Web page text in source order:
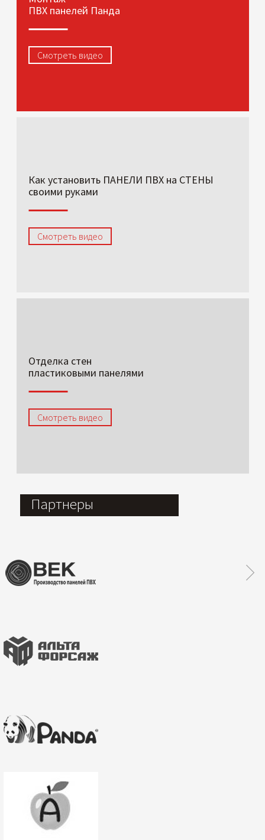
ПВХ панелей Панда
Смотреть видео
Как установить ПАНЕЛИ ПВХ на СТЕНЫ
своими руками
Смотреть видео
Отделка стен
пластиковыми панелями
Смотреть видео
Партнеры